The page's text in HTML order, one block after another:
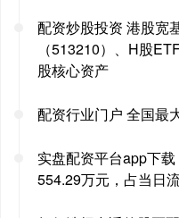
配资炒股投资 港股宽
（513210）、H股
股核心资产
配资行业门户 全国最
实盘配资平台app下
554.29万元，占当日